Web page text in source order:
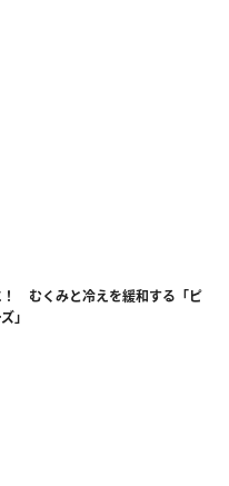
！ むくみと冷えを緩和する「ピ
」